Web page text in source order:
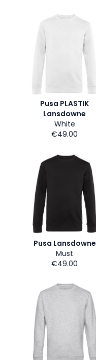
Pusa PLASTIK
Lansdowne
White
€49.00
Pusa Lansdowne
Must
€49.00